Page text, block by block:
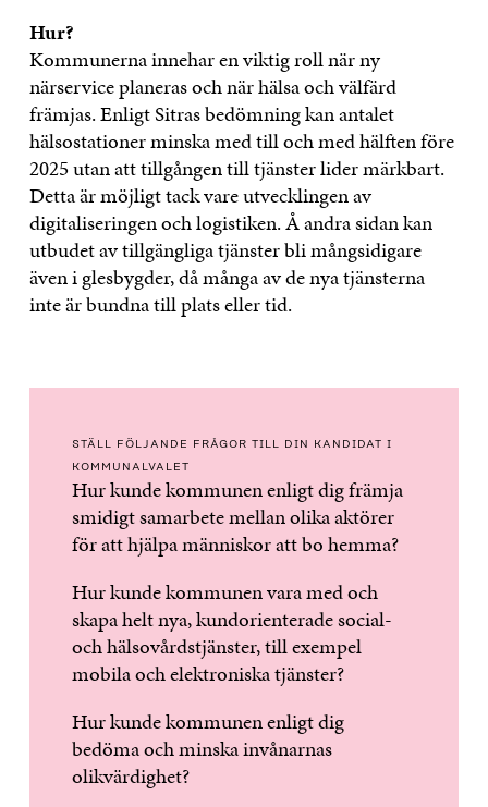
Hur?
Kommunerna innehar en viktig roll när ny
närservice planeras och när hälsa och välfärd
främjas. Enligt Sitras bedömning kan antalet
hälsostationer minska med till och med hälften före
2025 utan att tillgången till tjänster lider märkbart.
Detta är möjligt tack vare utvecklingen av
digitaliseringen och logistiken. Å andra sidan kan
utbudet av tillgängliga tjänster bli mångsidigare
även i glesbygder, då många av de nya tjänsterna
inte är bundna till plats eller tid.
STÄLL FÖLJANDE FRÅGOR TILL DIN KANDIDAT I
KOMMUNALVALET
Hur kunde kommunen enligt dig främja
smidigt samarbete mellan olika aktörer
för att hjälpa människor att bo hemma?
Hur kunde kommunen vara med och
skapa helt nya, kundorienterade social-
och hälsovårdstjänster, till exempel
mobila och elektroniska tjänster?
Hur kunde kommunen enligt dig
bedöma och minska invånarnas
olikvärdighet?